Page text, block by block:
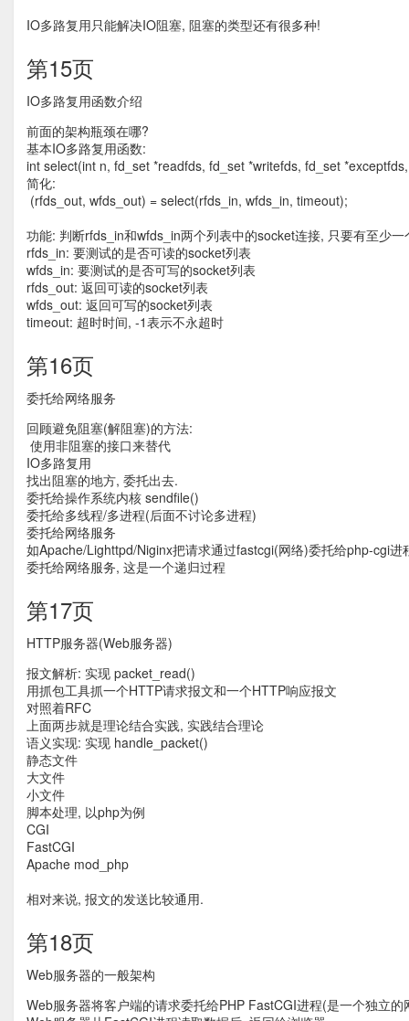
IO多路复用只能解决IO阻塞, 阻塞的类型还有很多种!
第15页
IO多路复用函数介绍
前面的架构瓶颈在哪?
基本IO多路复用函数:
int select(int n, fd_set *readfds, fd_set *writefds, fd_set
简化:
(rfds_out, wfds_out) = select(rfds_in, wfds_in, timeout);
功能: 判断rfds_in和wfds_in两个列表中的socket连接, 只要有至少
rfds_in: 要测试的是否可读的socket列表
wfds_in: 要测试的是否可写的socket列表
rfds_out: 返回可读的socket列表
wfds_out: 返回可写的socket列表
timeout: 超时时间, -1表示不永超时
第16页
委托给网络服务
回顾避免阻塞(解阻塞)的方法:
使用非阻塞的接口来替代
IO多路复用
找出阻塞的地方, 委托出去.
委托给操作系统内核 sendfile()
委托给多线程/多进程(后面不讨论多进程)
委托给网络服务
如Apache/Lighttpd/Niginx把请求通过fastcgi(网络)委托给php-cgi进
委托给网络服务, 这是一个递归过程
第17页
HTTP服务器(Web服务器)
报文解析: 实现 packet_read()
用抓包工具抓一个HTTP请求报文和一个HTTP响应报文
对照着RFC
上面两步就是理论结合实践, 实践结合理论
语义实现: 实现 handle_packet()
静态文件
大文件
小文件
脚本处理, 以php为例
CGI
FastCGI
Apache mod_php
相对来说, 报文的发送比较通用.
第18页
Web服务器的一般架构
Web服务器将客户端的请求委托给PHP FastCGI进程(是一个独立的